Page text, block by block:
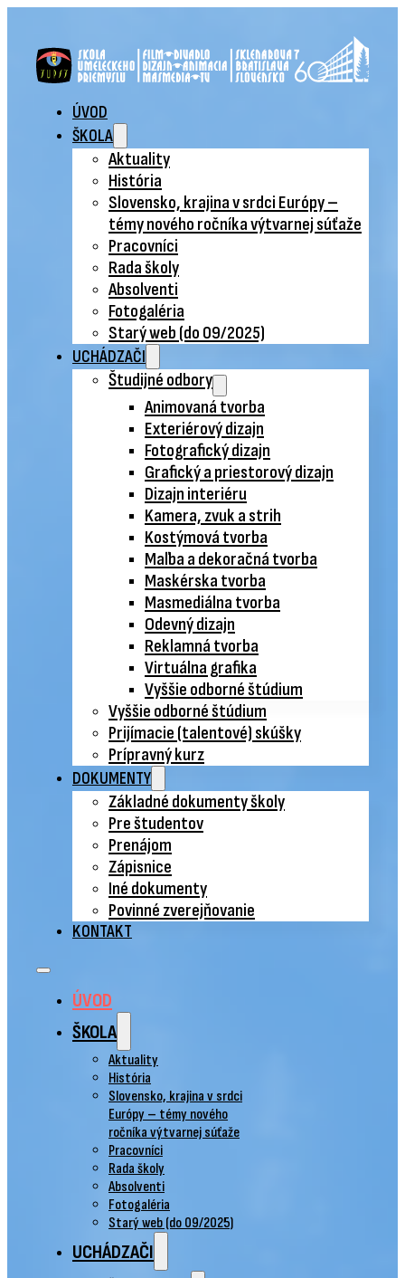
ÚVOD
ŠKOLA
Aktuality
História
Slovensko, krajina v srdci Európy –
témy nového ročníka výtvarnej súťaže
Pracovníci
Rada školy
Absolventi
Fotogaléria
Starý web (do 09/2025)
UCHÁDZAČI
Študijné odbory
Animovaná tvorba
Exteriérový dizajn
Fotografický dizajn
Grafický a priestorový dizajn
Dizajn interiéru
Kamera, zvuk a strih
Kostýmová tvorba
Maľba a dekoračná tvorba
Maskérska tvorba
Masmediálna tvorba
Odevný dizajn
Reklamná tvorba
Virtuálna grafika
Vyššie odborné štúdium
Vyššie odborné štúdium
Prijímacie (talentové) skúšky
Prípravný kurz
DOKUMENTY
Základné dokumenty školy
Pre študentov
Prenájom
Zápisnice
Iné dokumenty
Povinné zverejňovanie
KONTAKT
ÚVOD
ŠKOLA
Aktuality
História
Slovensko, krajina v srdci
Európy – témy nového
ročníka výtvarnej súťaže
Pracovníci
Rada školy
Absolventi
Fotogaléria
Starý web (do 09/2025)
UCHÁDZAČI